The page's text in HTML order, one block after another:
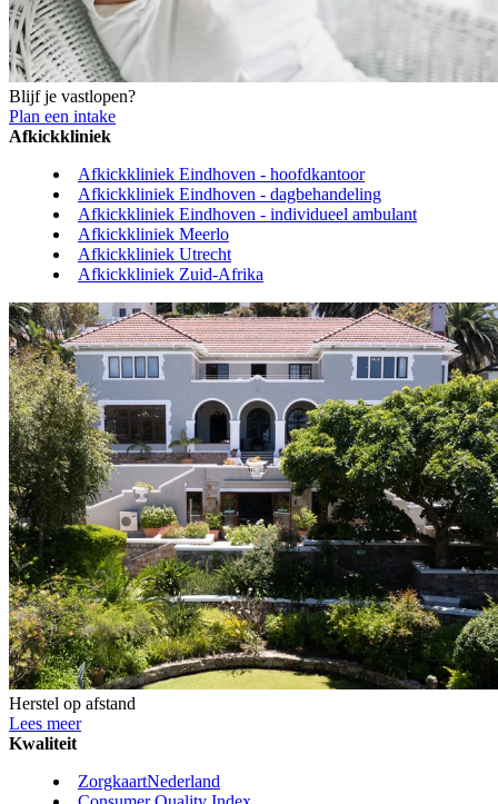
Blijf je vastlopen?
Plan een intake
Afkickkliniek
Afkickkliniek Eindhoven - hoofdkantoor
Afkickkliniek Eindhoven - dagbehandeling
Afkickkliniek Eindhoven - individueel ambulant
Afkickkliniek Meerlo
Afkickkliniek Utrecht
Afkickkliniek Zuid-Afrika
Herstel op afstand
Lees meer
Kwaliteit
ZorgkaartNederland